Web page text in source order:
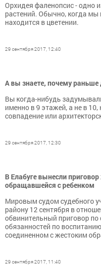
Орхидея фаленопсис - одно
растений. Обычно, когда мы
находится в цветении.
29 сентября 2017, 12:40
А вы знаете, почему
Вы когда-нибудь
именно в 9 этажей, а не в
совпадение или
29 сентября 2017, 12:30
В Елабуге вынесли
обращавшейся с ребенком
Мировым судом судебного
району 12 сентября в
обвинительный приговор
обязанностей по
соединенном с жестоким
29 сентября 2017, 11:40